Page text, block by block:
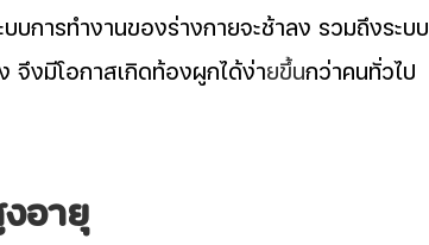
การทำงานของร่างกายจะช้าลง รวมถึงระบบ
จึงมีโอกาสเกิดท้องผูกได้ง่ายขึ้นกว่าคนทั่วไป
อายุ